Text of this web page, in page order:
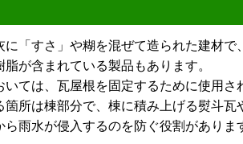
「すさ」や糊を混ぜて造られた建材で
が含まれている製品もあります。
ては、瓦屋根を固定するために使用さ
箇所は棟部分で、棟に積み上げる熨斗瓦
ら雨水が侵入するのを防ぐ役割がありま